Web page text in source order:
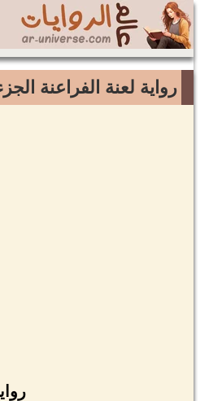
رواية لعنة الفراعنة